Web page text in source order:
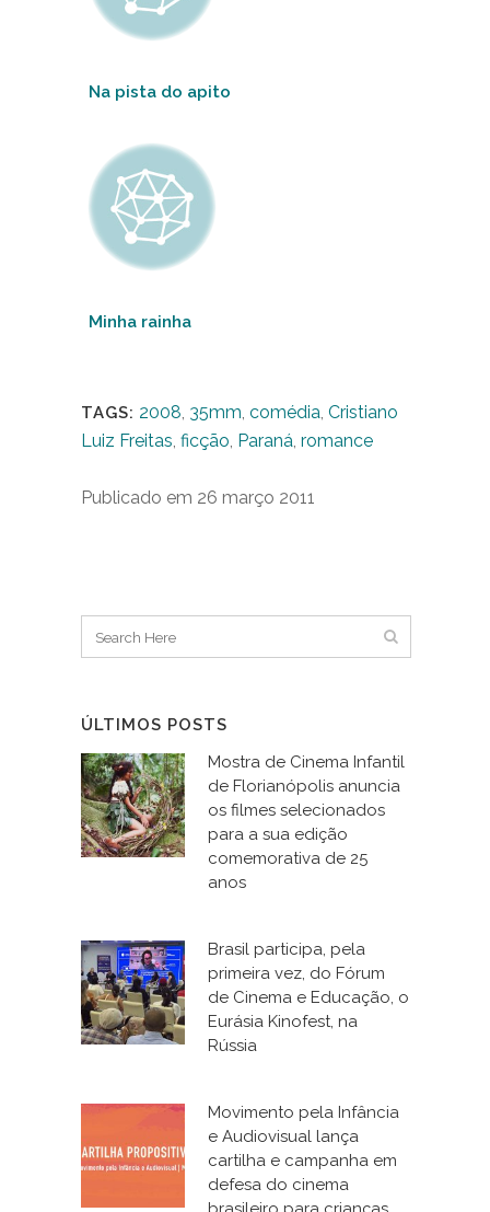
Na pista do apito
Minha rainha
TAGS: 2008, 35mm, comédia, Cristiano
Luiz Freitas, ficção, Paraná, romance
Publicado em 26 março 2011
ÚLTIMOS POSTS
Mostra de Cinema Infantil
de Florianópolis anuncia
os filmes selecionados
para a sua edição
comemorativa de 25
anos
Brasil participa, pela
primeira vez, do Fórum
de Cinema e Educação, o
Eurásia Kinofest, na
Rússia
Movimento pela Infância
e Audiovisual lança
cartilha e campanha em
defesa do cinema